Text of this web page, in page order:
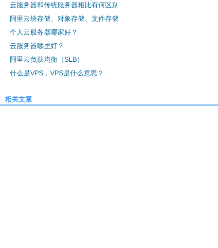
云服务器和传统服务器相比有何区别
阿里云块存储、对象存储、文件存储
个人云服务器哪家好？
云服务器哪里好？
阿里云负载均衡（SLB）
什么是VPS，VPS是什么意思？
相关文章